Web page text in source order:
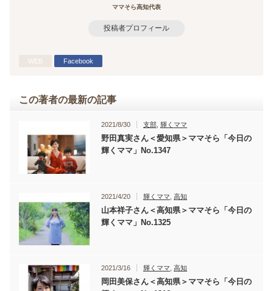
ママそら高知代表
投稿者プロフィール
WEB Facebook
この著者の最新の記事
2021/8/30 支部 ,輝くママ
野田真実さん＜愛知県＞ママそら「今日の
輝くママ」No.1347
2021/4/20 輝くママ ,高知
山本祥子さん＜高知県＞ママそら「今日の
輝くママ」No.1325
2021/3/16 輝くママ ,高知
岡田美保さん＜高知県＞ママそら「今日の